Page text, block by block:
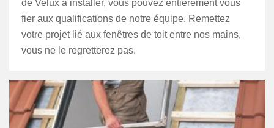
de Velux à installer, vous pouvez entièrement vous
fier aux qualifications de notre équipe. Remettez
votre projet lié aux fenêtres de toit entre nos mains,
vous ne le regretterez pas.